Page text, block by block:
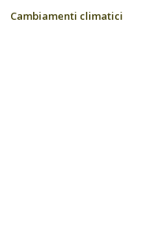
Cambiamenti climatici